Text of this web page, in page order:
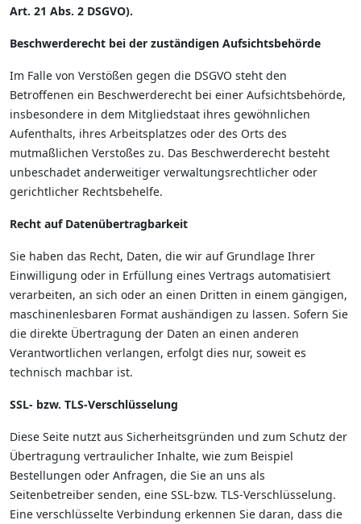
Art. 21 Abs. 2 DSGVO).
Beschwerderecht bei der zuständigen Aufsichtsbehörde
Im Falle von Verstößen gegen die DSGVO steht den
Betroffenen ein Beschwerderecht bei einer Aufsichtsbehörde,
insbesondere in dem Mitgliedstaat ihres gewöhnlichen
Aufenthalts, ihres Arbeitsplatzes oder des Orts des
mutmaßlichen Verstoßes zu. Das Beschwerderecht besteht
unbeschadet anderweitiger verwaltungsrechtlicher oder
gerichtlicher Rechtsbehelfe.
Recht auf Datenübertragbarkeit
Sie haben das Recht, Daten, die wir auf Grundlage Ihrer
Einwilligung oder in Erfüllung eines Vertrags automatisiert
verarbeiten, an sich oder an einen Dritten in einem gängigen,
maschinenlesbaren Format aushändigen zu lassen. Sofern Sie
die direkte Übertragung der Daten an einen anderen
Verantwortlichen verlangen, erfolgt dies nur, soweit es
technisch machbar ist.
SSL- bzw. TLS-Verschlüsselung
Diese Seite nutzt aus Sicherheitsgründen und zum Schutz der
Übertragung vertraulicher Inhalte, wie zum Beispiel
Bestellungen oder Anfragen, die Sie an uns als
Seitenbetreiber senden, eine SSL-bzw. TLS-Verschlüsselung.
Eine verschlüsselte Verbindung erkennen Sie daran, dass die